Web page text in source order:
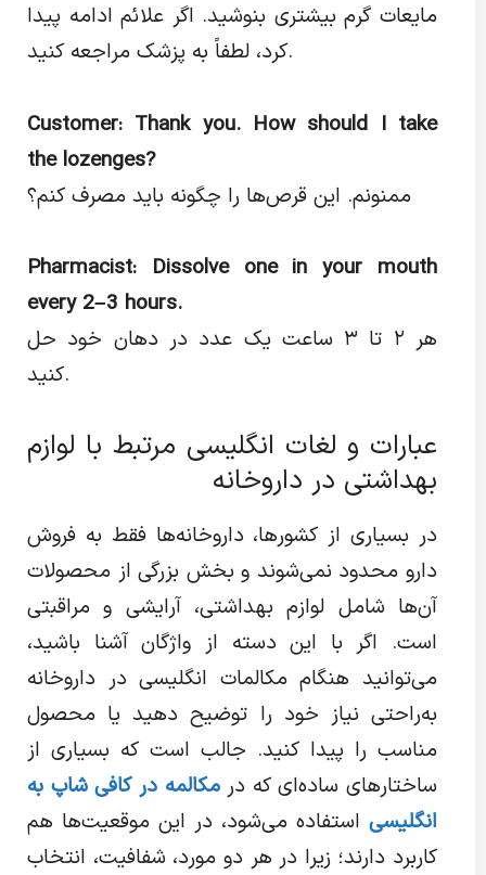
مایعات گرم بیشتری بنوشید. اگر علائم ادامه پیدا
Customer: Thank you. How should I take
the lozenges?
ممنونم. این قرص‌ها را چگونه باید مصرف کنم؟
Pharmacist: Dissolve one in your mouth
every 2–3 hours.
هر ۲ تا ۳ ساعت یک عدد در دهان خود حل
عبارات و لغات انگلیسی مرتبط با لوازم
بهداشتی در داروخانه
در بسیاری از کشورها، داروخانه‌ها فقط به فروش
دارو محدود نمی‌شوند و بخش بزرگی از محصولات
آن‌ها شامل لوازم بهداشتی، آرایشی و مراقبتی
است. اگر با این دسته از واژگان آشنا باشید،
می‌توانید هنگام مکالمات انگلیسی در داروخانه
به‌راحتی نیاز خود را توضیح دهید یا محصول
مناسب را پیدا کنید. جالب است که بسیاری از
ساختارهای ساده‌ای که درمکالمه در کافی شاپ به
انگلیسیاستفاده می‌شود، در این موقعیت‌ها هم
کاربرد دارند؛ زیرا در هر دو مورد، شفافیت، انتخاب